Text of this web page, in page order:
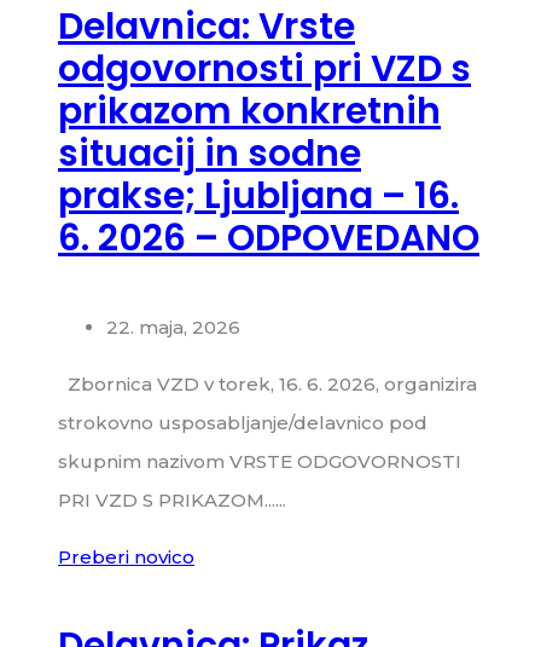
Delavnica: Vrste
odgovornosti pri VZD s
prikazom konkretnih
situacij in sodne
prakse; Ljubljana – 16.
6. 2026 – ODPOVEDANO
22. maja, 2026
Zbornica VZD v torek, 16. 6. 2026, organizira
strokovno usposabljanje/delavnico pod
skupnim nazivom VRSTE ODGOVORNOSTI
PRI VZD S PRIKAZOM......
Preberi novico